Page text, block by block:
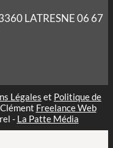
LATRESNE 06 67
Légales et Politique de
Freelance Web
- La Patte Média